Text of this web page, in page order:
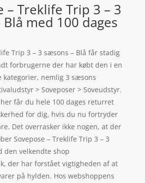
– Treklife Trip 3 – 3
med 100 dages
Trip 3 – 3 sæsons – Blå får stadig
forbrugerne der har købt den i en
kategorier, nemlig 3 sæsons
> Soveposer > Soveudstyr.
får du hele 100 dages returret
for dig, hvis du nu fortryder
Det overrasker ikke nogen, at der
Sovepose – Treklife Trip 3 – 3
den velkendte shop
der har forstået vigtigheden af at
på hylden. Hos webshoppens